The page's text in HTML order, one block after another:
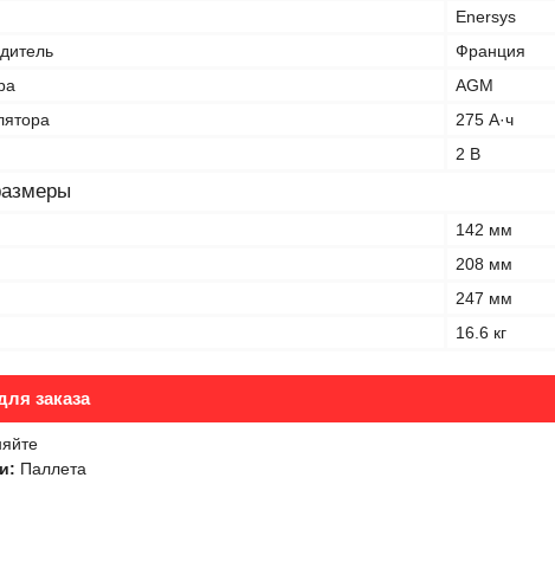
Enersys
Франция
AGM
275 А·ч
2 В
142 мм
208 мм
247 мм
16.6 кг
заказа
Паллета